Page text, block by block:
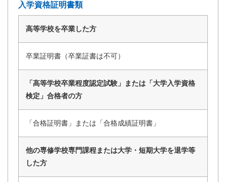
入学資格証明書類
高等学校を卒業した方
卒業証明書（卒業証書は不可）
「高等学校卒業程度認定試験」または「大学入学資格
検定」合格者の方
「合格証明書」または「合格成績証明書」
他の専修学校専門課程または大学・短期大学を退学等
した方